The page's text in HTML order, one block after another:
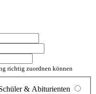
richtig zuordnen können
& Abiturienten